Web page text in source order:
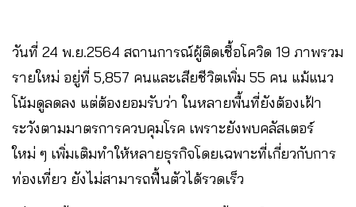
วันที่ 24 พ.ย.​2564 สถานการณ์ผู้ติดเชื้อโควิด 19 ภาพรวม
รายใหม่ อยู่ที่ 5,857 คนและเสียชีวิตเพิ่ม 55 คน แม้แนว
โน้มดูลดลง แต่ต้องยอมรับว่า ในหลายพื้นที่ยังต้องเฝ้า
ระวังตามมาตรการควบคุมโรค เพราะยังพบคลัสเตอร์
ใหม่ ๆ เพิ่มเติมทำให้หลายธุรกิจโดยเฉพาะที่เกี่ยวกับการ
ท่องเที่ยว ยังไม่สามารถฟื้นตัวได้รวดเร็ว